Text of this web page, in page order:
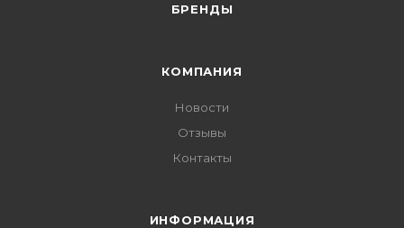
БРЕНДЫ
КОМПАНИЯ
Новости
Отзывы
Контакты
ИНФОРМАЦИЯ